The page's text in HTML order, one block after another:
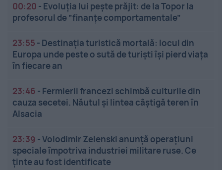
00:20 - Evoluția lui pește prăjit: de la Topor la
profesorul de ”finanțe comportamentale”
23:55 - Destinația turistică mortală: locul din
Europa unde peste o sută de turiști își pierd viața
în fiecare an
23:46 - Fermierii francezi schimbă culturile din
cauza secetei. Năutul și lintea câștigă teren în
Alsacia
23:39 -Volodimir Zelenski anunță operațiuni
speciale împotriva industriei militare ruse. Ce
ținte au fost identificate